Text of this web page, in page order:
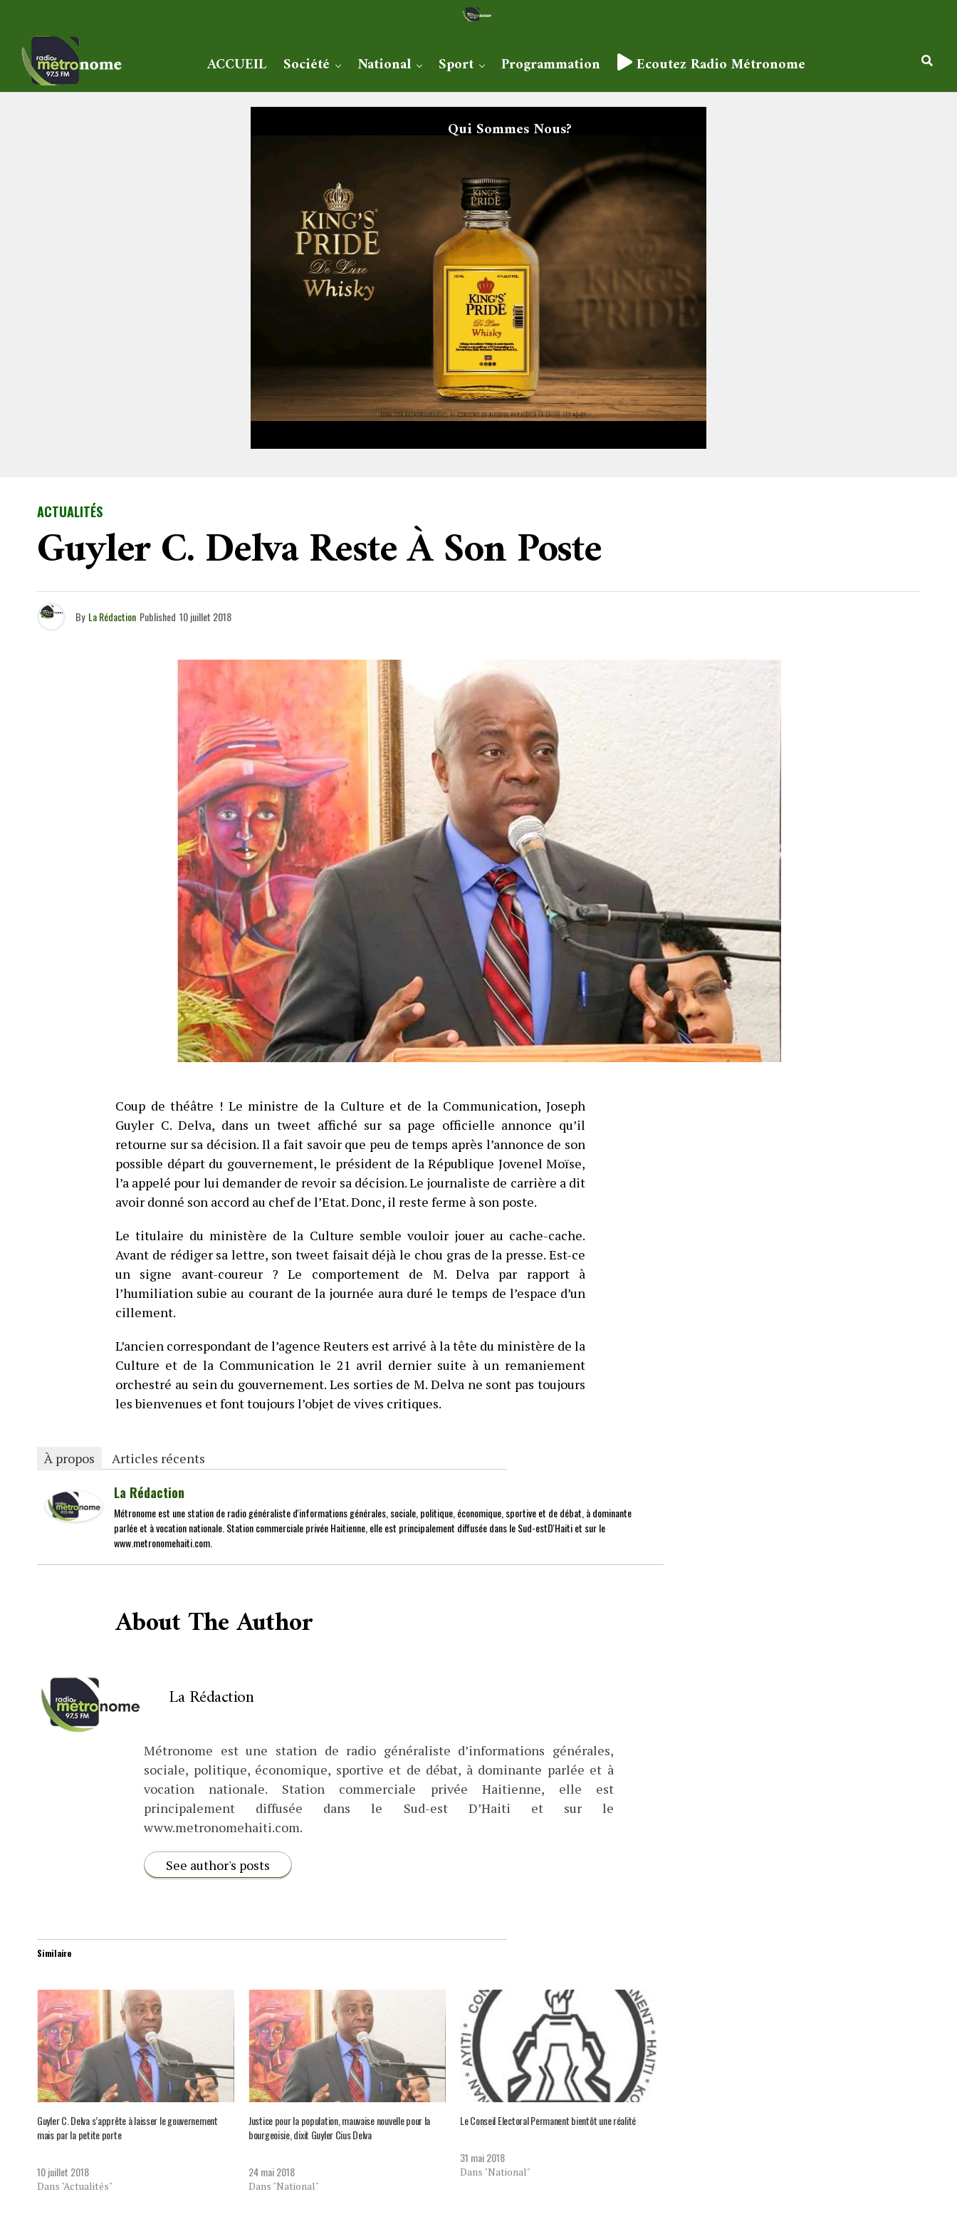
ACCUEIL Société National Sport Programmation Ecoutez Radio Métronome
Qui Sommes Nous?
ACTUALITÉS
Guyler C. Delva Reste À Son Poste
By La Rédaction Published 10 juillet 2018
Coup de théâtre ! Le ministre de la Culture et de la Communication, Joseph
Guyler C. Delva, dans un tweet affiché sur sa page officielle annonce qu’il
retourne sur sa décision. Il a fait savoir que peu de temps après l’annonce de son
possible départ du gouvernement, le président de la République Jovenel Moïse,
l’a appelé pour lui demander de revoir sa décision. Le journaliste de carrière a dit
avoir donné son accord au chef de l’Etat. Donc, il reste ferme à son poste.
Le titulaire du ministère de la Culture semble vouloir jouer au cache-cache.
Avant de rédiger sa lettre, son tweet faisait déjà le chou gras de la presse. Est-ce
un signe avant-coureur ? Le comportement de M. Delva par rapport à
l’humiliation subie au courant de la journée aura duré le temps de l’espace d’un
cillement.
L’ancien correspondant de l’agence Reuters est arrivé à la tête du ministère de la
Culture et de la Communication le 21 avril dernier suite à un remaniement
orchestré au sein du gouvernement. Les sorties de M. Delva ne sont pas toujours
les bienvenues et font toujours l’objet de vives critiques.
À propos Articles récents
La Rédaction
Métronome est une station de radio généraliste d'informations générales, sociale, politique, économique, sportive et de débat, à dominante
parlée et à vocation nationale. Station commerciale privée Haitienne, elle est principalement diffusée dans le Sud-estD'Haiti et sur le
www.metronomehaiti.com.
About The Author
La Rédaction
Métronome est une station de radio généraliste d’informations générales,
sociale, politique, économique, sportive et de débat, à dominante parlée et à
vocation nationale. Station commerciale privée Haitienne, elle est
principalement diffusée dans le Sud-est D’Haiti et sur le
www.metronomehaiti.com.
See author's posts
Similaire
Guyler C. Delva s’apprête à laisser le gouvernement
mais par la petite porte
10 juillet 2018
Dans "Actualités"
Justice pour la population, mauvaise nouvelle pour la
bourgeoisie, dixit Guyler Cius Delva
24 mai 2018
Dans "National"
Le Conseil Electoral Permanent bientôt une réalité
31 mai 2018
Dans "National"